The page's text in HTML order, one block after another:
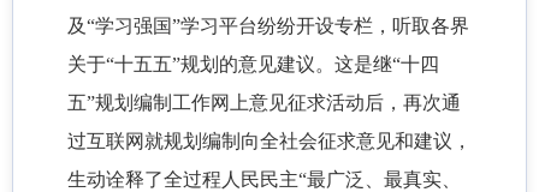
及“学习强国”学习平台纷纷开设专栏，听取各界
关于“十五五”规划的意见建议。这是继“十四
五”规划编制工作网上意见征求活动后，再次通
过互联网就规划编制向全社会征求意见和建议，
生动诠释了全过程人民民主“最广泛、最真实、